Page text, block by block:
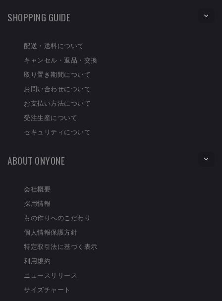
SHOPPING GUIDE
配送・送料について
キャンセル・返品・交換
取り置き期間について
お問い合わせについて
お支払い方法について
受注生産について
セキュリティについて
ABOUT ONYONE
会社概要
採用情報
もの作りへのこだわり
個人情報保護方針
特定取引法に基づく表示
利用規約
ニュースリリース
サイズチャート